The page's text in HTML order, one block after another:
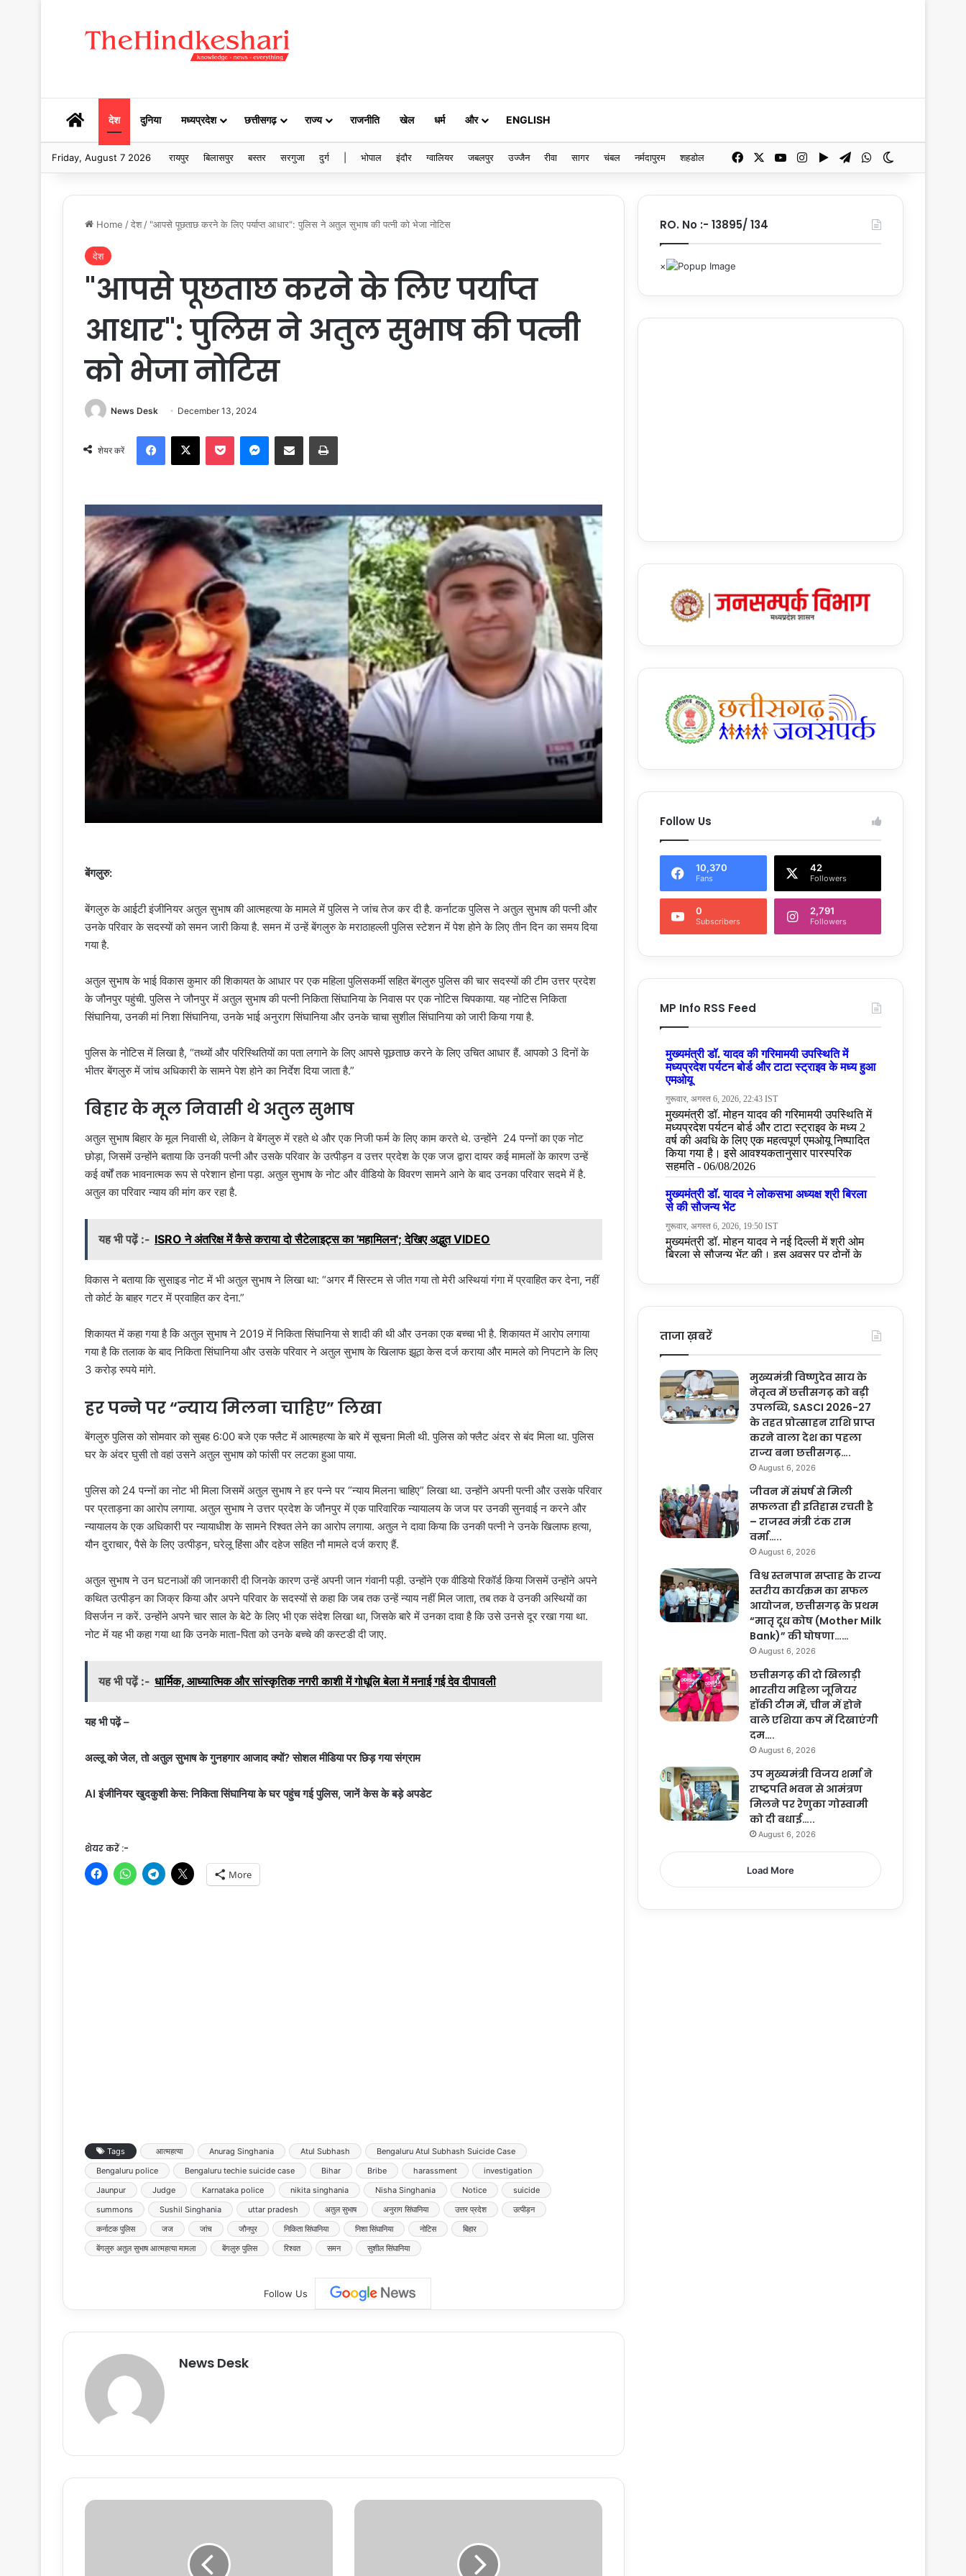
HOMEदेश दुनिया मध्यप्रदेश छत्तीसगढ़ राज्य राजनीति खेल धर्म और ENGLISH
Friday, August 7 2026 रायपुर बिलासपुर बस्तर सरगुजा दुर्ग भोपाल इंदौर ग्वालियर जबलपुर उज्जैन रीवा सागर चंबल नर्मदापुरम शहडोल Facebook YouTubeInstagram
Google Play
TelegramWhatsApp
Home /देश / "आपसे पूछताछ करने के लिए पर्याप्त आधार": पुलिस ने अतुल सुभाष की पत्नी को भेजा नोटिस
देश
"आपसे पूछताछ करने के लिए पर्याप्त
आधार": पुलिस ने अतुल सुभाष की पत्नी
को भेजा नोटिस
News Desk December 13, 2024
शेयर करें
बेंगलुरु:
बेंगलुरु के आईटी इंजीनियर अतुल सुभाष की आत्महत्या के मामले में पुलिस ने जांच तेज कर दी है. कर्नाटक पुलिस ने अतुल सुभाष की पत्नी और
उनके परिवार के सदस्यों को समन जारी किया है. समन में उन्हें बेंगलुरु के मराठाहल्ली पुलिस स्टेशन में पेश होने के लिए तीन दिन का समय दिया
गया है.
अतुल सुभाष के भाई विकास कुमार की शिकायत के आधार पर एक महिला पुलिसकर्मी सहित बेंगलुरु पुलिस की चार सदस्यों की टीम उत्तर प्रदेश
के जौनपुर पहुंची. पुलिस ने जौनपुर में अतुल सुभाष की पत्नी निकिता सिंघानिया के निवास पर एक नोटिस चिपकाया. यह नोटिस निकिता
सिंघानिया, उनकी मां निशा सिंघानिया, उनके भाई अनुराग सिंघानिया और उनके चाचा सुशील सिंघानिया को जारी किया गया है.
पुलिस के नोटिस में लिखा है, “तथ्यों और परिस्थितियों का पता लगाने के लिए आपसे पूछताछ करने के लिए उचित आधार हैं. आपको 3 दिनों के
भीतर बेंगलुरु में जांच अधिकारी के सामने पेश होने का निर्देश दिया जाता है.”
बिहार के मूल निवासी थे अतुल सुभाष
अतुल सुभाष बिहार के मूल निवासी थे, लेकिन वे बेंगलुरु में रहते थे और एक निजी फर्म के लिए काम करते थे. उन्होंने 24 पन्नों का एक नोट
छोड़ा, जिसमें उन्होंने बताया कि उनकी पत्नी और उसके परिवार के उत्पीड़न व उत्तर प्रदेश के एक जज द्वारा दायर कई मामलों के कारण उन्हें
कई वर्षों तक भावनात्मक रूप से परेशान होना पड़ा. अतुल सुभाष के नोट और वीडियो के विवरण सामने आने के बाद उनका परिवार सदमे में है.
अतुल का परिवार न्याय की मांग कर रहा है.
यह भी पढ़ें :- ISRO ने अंतरिक्ष में कैसे कराया दो सैटेलाइट्स का 'महामिलन'; देखिए अद्भुत VIDEO
विकास ने बताया कि सुसाइड नोट में भी अतुल सुभाष ने लिखा था: “अगर मैं सिस्टम से जीत गया तो मेरी अस्थियां गंगा में प्रवाहित कर देना, नहीं
तो कोर्ट के बाहर गटर में प्रवाहित कर देना.”
शिकायत में कहा गया है कि अतुल सुभाष ने 2019 में निकिता सिंघानिया से शादी की थी और उनका एक बच्चा भी है. शिकायत में आरोप लगाया
गया है कि तलाक के बाद निकिता सिंघानिया और उसके परिवार ने अतुल सुभाष के खिलाफ झूठा केस दर्ज कराया और मामले को निपटाने के लिए
3 करोड़ रुपये मांगे.
हर पन्ने पर “न्याय मिलना चाहिए” लिखा
बेंगलुरु पुलिस को सोमवार को सुबह 6:00 बजे एक फ्लैट में आत्महत्या के बारे में सूचना मिली थी. पुलिस को फ्लैट अंदर से बंद मिला था. पुलिस
घर के अंदर घुसी तो वहां उसने अतुल सुभाष को फांसी पर लटका हुआ पाया.
पुलिस को 24 पन्नों का नोट भी मिला जिसमें अतुल सुभाष ने हर पन्ने पर “न्याय मिलना चाहिए” लिखा था. उन्होंने अपनी पत्नी और उसके परिवार
पर प्रताड़ना का आरोप लगाया. अतुल सुभाष ने उत्तर प्रदेश के जौनपुर में एक पारिवारिक न्यायालय के जज पर उनकी सुनवाई न करने और
न्यायालय के एक अधिकारी पर न्यायाधीश के सामने रिश्वत लेने का आरोप लगाया. अतुल ने दावा किया कि उनकी पत्नी ने उनके खिलाफ हत्या,
यौन दुराचार, पैसे के लिए उत्पीड़न, घरेलू हिंसा और दहेज सहित नौ मामले दर्ज कराए हैं.
अतुल सुभाष ने उन घटनाओं की जानकारी दी जिनके कारण उन्हें अपनी जान गंवानी पड़ी. उन्होंने एक वीडियो रिकॉर्ड किया जिसमें उन्होंने अपने
कथित उत्पीड़न का जिक्र किया और अपने परिवार के सदस्यों से कहा कि जब तक उन्हें न्याय नहीं मिल जाता, तब तक वे उनकी अस्थियों का
विसर्जन न करें. उन्होंने अपने चार साल के बेटे के लिए भी एक संदेश लिखा था, जिसके बारे में उनका दावा है कि उसे उनसे दूर रखा गया था.
नोट में यह भी कहा गया था कि उनके माता-पिता को उनके बच्चे की कस्टडी दी जाए.
यह भी पढ़ें :- धार्मिक, आध्यात्मिक और सांस्कृतिक नगरी काशी में गोधूलि बेला में मनाई गई देव दीपावली
यह भी पढ़ें –
अल्लू को जेल, तो अतुल सुभाष के गुनहगार आजाद क्यों? सोशल मीडिया पर छिड़ गया संग्राम
AI इंजीनियर खुदकुशी केस: निकिता सिंघानिया के घर पहुंच गई पुलिस, जानें केस के बड़े अपडेट
शेयर करें :-
More
Tags आत्महत्या Anurag Singhania Atul Subhash
Bengaluru Atul Subhash Suicide Case
Bengaluru police
Bengaluru techie suicide case Bihar Bribe harassment
investigation
Jaunpur
Judge Karnataka police nikita singhania Nisha Singhania Notice
suicide
summons
Sushil Singhania uttar pradesh अतुल सुभाष अनुराग सिंघानिया उत्तर प्रदेश
उत्पीड़न
कर्नाटक पुलिस
जज जांच जौनपुर निकिता सिंघानिया निशा सिंघानिया नोटिस
बिहार
बेंगलुरु अतुल सुभाष आत्महत्या मामला
बेंगलुरु पुलिस रिश्वत समन सुशील सिंघानिया
Follow Us
News Desk
T
वि
RO. No :- 13895/ 134
Follow Us
10,370
Fans
42
Followers
0
Subscribers
2,791
Followers
MP Info RSS Feed
ताजा ख़बरें
मुख्यमंत्री विष्णुदेव साय के
नेतृत्व में छत्तीसगढ़ को बड़ी
उपलब्धि, SASCI 2026-27
के तहत प्रोत्साहन राशि प्राप्त
करने वाला देश का पहला
राज्य बना छत्तीसगढ़….
August 6, 2026
जीवन में संघर्ष से मिली
सफलता ही इतिहास रचती है
– राजस्व मंत्री टंक राम
वर्मा…..
August 6, 2026
विश्व स्तनपान सप्ताह के राज्य
स्तरीय कार्यक्रम का सफल
आयोजन, छत्तीसगढ़ के प्रथम
“मातृ दूध कोष (Mother Milk
Bank)” की घोषणा……
August 6, 2026
छत्तीसगढ़ की दो खिलाड़ी
भारतीय महिला जूनियर
हॉकी टीम में, चीन में होने
वाले एशिया कप में दिखाएंगी
दम….
August 6, 2026
उप मुख्यमंत्री विजय शर्मा ने
राष्ट्रपति भवन से आमंत्रण
मिलने पर रेणुका गोस्वामी
को दी बधाई…..
August 6, 2026
Load More